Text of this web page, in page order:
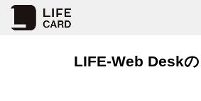
LIFE-Web Desk